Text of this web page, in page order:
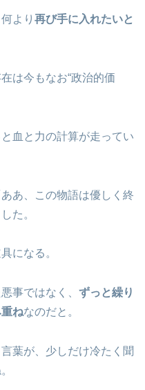
より 再び手に入れたいと
は今もなお“政治的価
血と力の計算が走ってい
あ、この物語は優しく終
た。
になる。
事ではなく、 ずっと繰り
ねなのだと。
葉が、少しだけ冷たく聞